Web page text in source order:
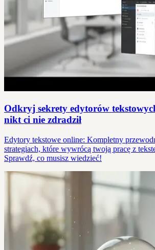
Odkryj sekrety edytorów
nikt ci nie zdradził
Edytory tekstowe online: Kompletny
strategiach, które wywrócą twoją pracę z
Sprawdź, co musisz wiedzieć!